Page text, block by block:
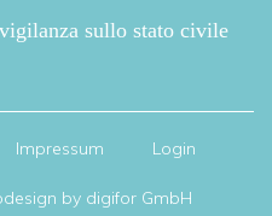
sullo stato civile
Impressum Login
by digifor GmbH